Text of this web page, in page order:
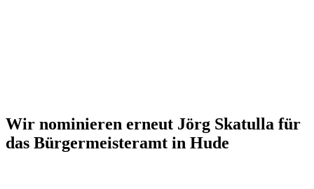
Wir nomi­nie­ren erneut Jörg Ska­tul­la für
das Bür­ger­meis­ter­amt in Hude